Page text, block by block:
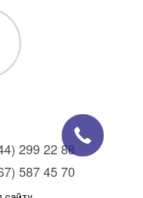
299 22 88
587 45 70